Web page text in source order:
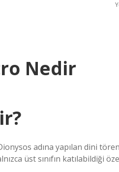
Nedir
adına yapılan dini
üst sınıfın katılabildiği